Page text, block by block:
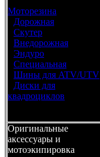
Моторезина
Дорожная
Скутер
Внедорожная
Эндуро
Специальная
Шины для ATV/UTV
Диски для
квадроциклов
Оригинальные
аксессуары и
мотоэкипировка